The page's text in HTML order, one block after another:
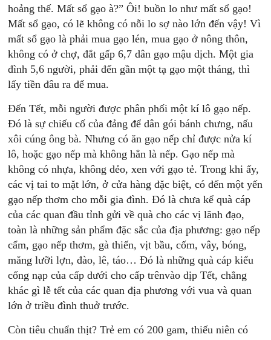
hoảng thế. Mất sổ gạo à?” Ôi! buồn lo như mất sổ gạo!
Mất sổ gạo, có lẽ không có nỗi lo sợ nào lớn đến vậy! Vì
mất sổ gạo là phải mua gạo lén, mua gạo ở nông thôn,
không có ở chợ, đắt gấp 6,7 dân gạo mậu dịch. Một gia
đình 5,6 người, phải đến gần một tạ gạo một tháng, thì
lấy tiền đâu ra để mua.
Đến Tết, mỗi người được phân phối một kí lô gạo nếp.
Đó là sự chiếu cố của đảng để dân gói bánh chưng, nấu
xôi cúng ông bà. Nhưng có ăn gạo nếp chỉ được nửa kí
lô, hoặc gạo nếp mà không hẳn là nếp. Gạo nếp mà
không có nhựa, không dẻo, xen với gạo tẻ. Trong khi ấy,
các vị tai to mặt lớn, ở cửa hàng đặc biệt, có đến một yến
gạo nếp thơm cho mỗi gia đình. Đó là chưa kể quà cáp
của các quan đầu tỉnh gửi về quà cho các vị lãnh đạo,
toàn là những sản phẩm đặc sắc của địa phương: gạo nếp
cẩm, gạo nếp thơm, gà thiến, vịt bầu, cốm, vây, bóng,
măng lưỡi lợn, đào, lê, táo… Đó là những quà cáp kiểu
cống nạp của cấp dưới cho cấp trênvào dịp Tết, chẳng
khác gì lễ tết của các quan địa phương với vua và quan
lớn ở triều đình thuở trước.
Còn tiêu chuẩn thịt? Trẻ em có 200 gam, thiếu niên có